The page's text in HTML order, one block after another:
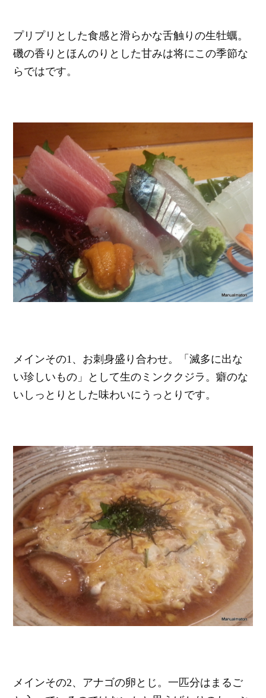
プリプリとした食感と滑らかな舌触りの生牡蠣。
磯の香りとほんのりとした甘みは将にこの季節な
らではです。
メインその1、お刺身盛り合わせ。「滅多に出な
い珍しいもの」として生のミンククジラ。癖のな
いしっとりとした味わいにうっとりです。
メインその2、アナゴの卵とじ。一匹分はまるご